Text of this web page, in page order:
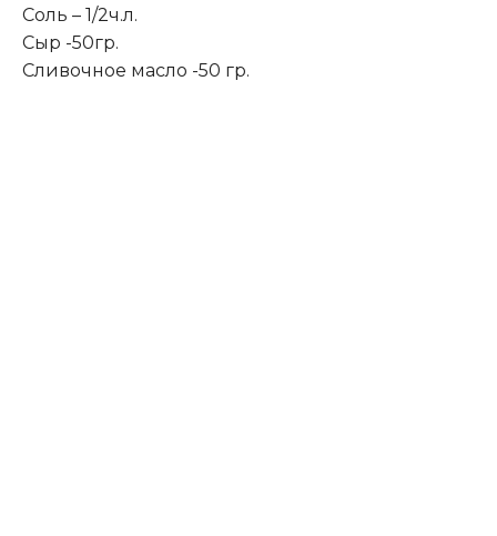
Соль – 1/2ч.л.
Сыр -50гр.
Сливочное масло -50 гр.